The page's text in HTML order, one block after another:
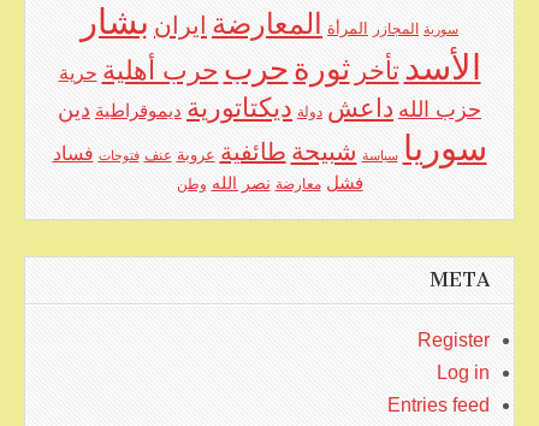
سورية المجازر المرأة المعارضة ايران بشار
الأسد تأخر ثورة حرب حرب أهلية حرية
حزب الله داعش دولة ديكتاتورية ديموقراطية دين
سوريا سياسة شبيحة طائفية عروبة عنف فتوحات فساد
فشل معارضة نصر الله وطن
META
Register
Log in
Entries feed